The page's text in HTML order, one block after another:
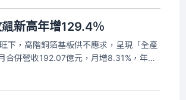
新高年增129.4％
下，高階銅箔基板供不應求，呈現「全產
合併營收192.07億元，月增8.31%，年增
。